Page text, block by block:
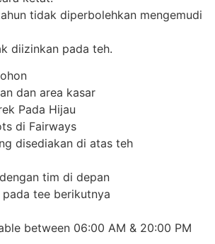
tidak diperbolehkan mengemudi
diizinkan pada teh.
dan area kasar
Pada Hijau
di Fairways
disediakan di atas teh
tim di depan
tee berikutnya
between 06:00 AM & 20:00 PM